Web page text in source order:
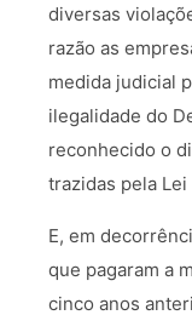
diversas
razão as
medida judicial
ilegalidade do
reconhecido o
trazidas pela Lei
E, em
que pagaram a
cinco anos